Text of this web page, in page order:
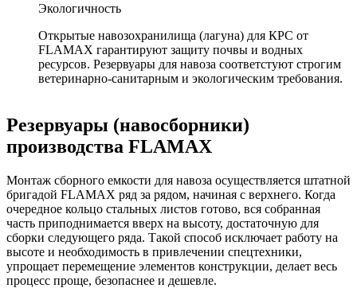
Экологичность
Открытые навозохранилища (лагуна) для КРС от
FLAMAX гарантируют защиту почвы и водных
ресурсов. Резервуары для навоза соответстуют строгим
ветеринарно-санитарным и экологическим требования.
Резервуары (навосборники)
производства FLAMAX
Монтаж сборного емкости для навоза осуществляется штатной
бригадой FLAMAX ряд за рядом, начиная с верхнего. Когда
очередное кольцо стальных листов готово, вся собранная
часть приподнимается вверх на высоту, достаточную для
сборки следующего ряда. Такой способ исключает работу на
высоте и необходимость в привлечении спецтехники,
упрощает перемещение элементов конструкции, делает весь
процесс проще, безопаснее и дешевле.